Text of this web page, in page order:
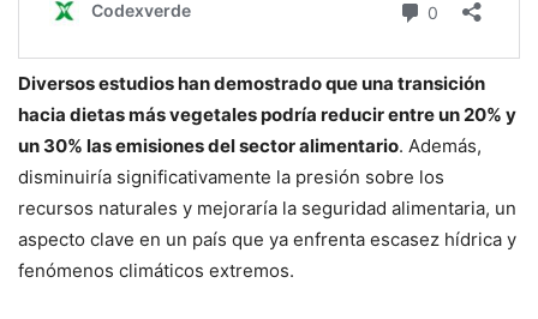
Diversos estudios han demostrado que una transición
hacia dietas más vegetales podría reducir entre un 20% y
un 30% las emisiones del sector alimentario. Además,
disminuiría significativamente la presión sobre los
recursos naturales y mejoraría la seguridad alimentaria, un
aspecto clave en un país que ya enfrenta escasez hídrica y
fenómenos climáticos extremos.